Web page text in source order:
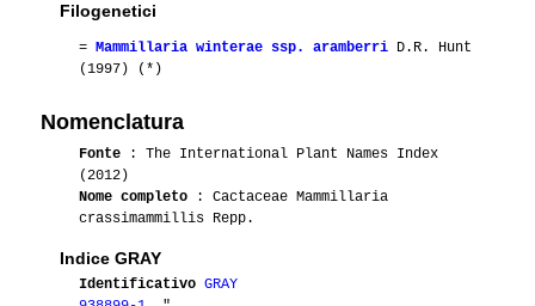
Filogenetici
= Mammillaria winterae ssp. aramberri D.R. Hunt
(1997) (*)
Nomenclatura
Fonte : The International Plant Names Index
(2012)
Nome completo : Cactaceae Mammillaria
crassimammillis Repp.
Indice GRAY
Identificativo GRAY